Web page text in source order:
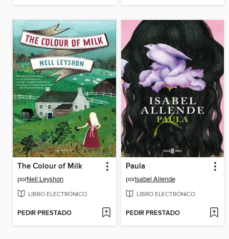
The Colour of Milk
porNell Leyshon
LIBRO ELECTRÓNICO
PEDIR PRESTADO
Paula
porIsabel Allende
LIBRO ELECTRÓNICO
PEDIR PRESTADO